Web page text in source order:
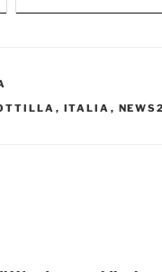
, ITALIA ,